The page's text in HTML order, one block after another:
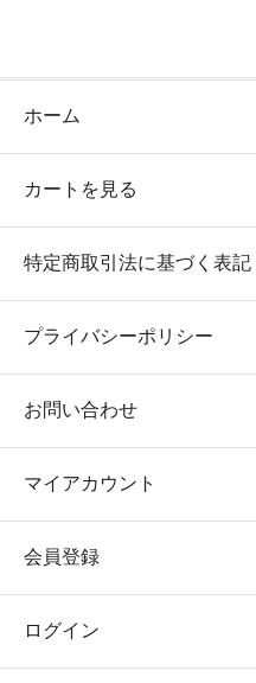
ホーム
カートを見る
特定商取引法に基づく表記
プライバシーポリシー
お問い合わせ
マイアカウント
会員登録
ログイン